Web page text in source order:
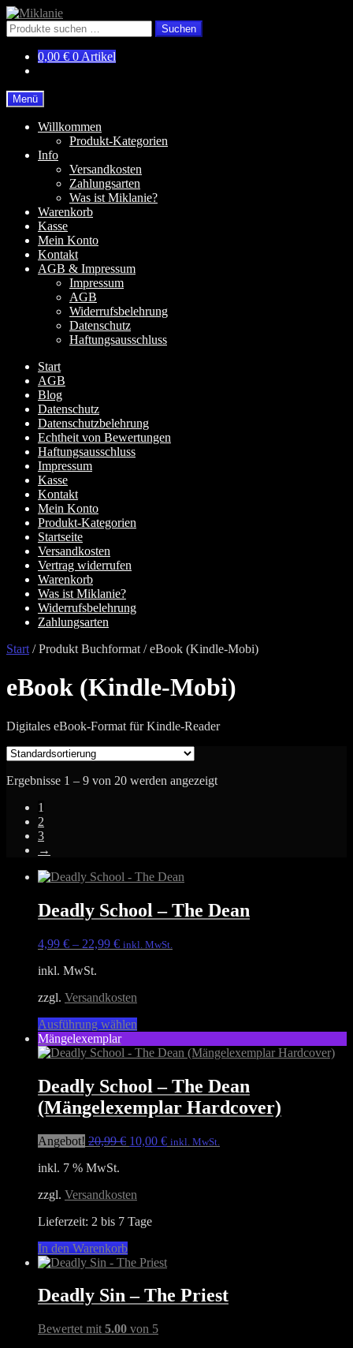
Zur
Navigation
springen
Zum
Inhalt
springen
Suchen
nach:
Suchen
0,00 € 0 Artikel
Menü
Willkommen
Produkt-Kategorien
Info
Versandkosten
Zahlungsarten
Was ist Miklanie?
Warenkorb
Kasse
Mein Konto
Kontakt
AGB & Impressum
Impressum
AGB
Widerrufsbelehrung
Datenschutz
Haftungsausschluss
Start
AGB
Blog
Datenschutz
Datenschutzbelehrung
Echtheit von Bewertungen
Haftungsausschluss
Impressum
Kasse
Kontakt
Mein Konto
Produkt-Kategorien
Startseite
Versandkosten
Vertrag widerrufen
Warenkorb
Was ist Miklanie?
Widerrufsbelehrung
Zahlungsarten
Start /Produkt Buchformat /eBook (Kindle-Mobi)
eBook (Kindle-Mobi)
Digitales eBook-Format für Kindle-Reader
Ergebnisse 1 – 9 von 20 werden angezeigt
1
2
3
→
Deadly School – The Dean
4,99 € – 22,99 € inkl. MwSt.
inkl. MwSt.
zzgl. Versandkosten
Ausführung wählen
weist
Varianten
auf.
Die
können
auf
Mängelexemplar
Deadly School – The Dean
(Mängelexemplar Hardcover)
Angebot! 20,99€ Ursprünglicher
10,00 €Aktueller
inkl. MwSt.
inkl. 7 % MwSt.
zzgl. Versandkosten
Lieferzeit: 2 bis 7 Tage
In den Warenkorb
Deadly Sin – The Priest
Bewertet mit 5.00 von 5